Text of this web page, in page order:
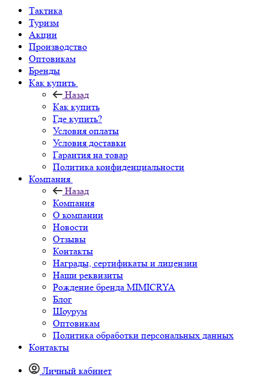
Тактика
Туризм
Акции
Производство
Оптовикам
Бренды
Как купить
Назад
Как купить
Где купить?
Условия оплаты
Условия доставки
Гарантия на товар
Политика конфиденциальности
Компания
Назад
Компания
О компании
Новости
Отзывы
Контакты
Награды, сертификаты и лицензии
Наши реквизиты
Рождение бренда MIMICRYA
Блог
Шоурум
Оптовикам
Политика обработки персональных данных
Контакты
Личный кабинет